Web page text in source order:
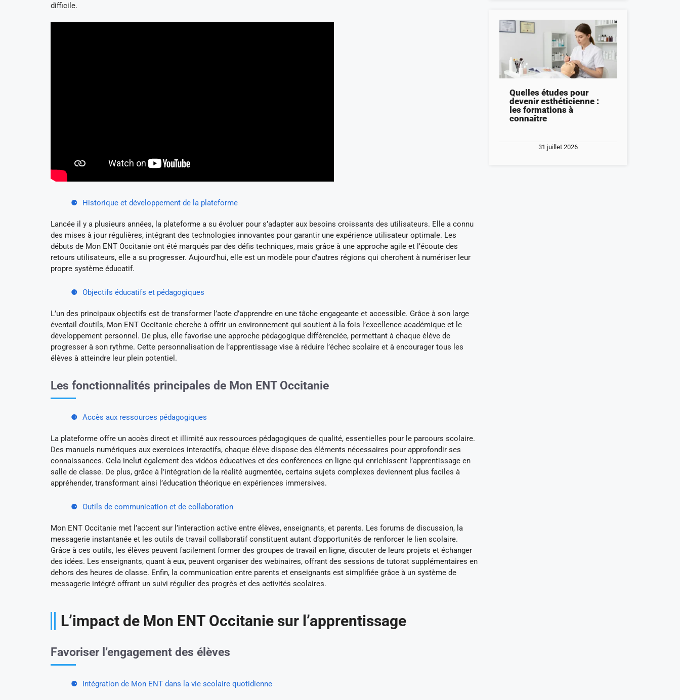
difficile.
Historique et développement de la plateforme
Lancée il y a plusieurs années, la plateforme a su évoluer pour s’adapter aux besoins croissants des utilisateurs. Elle a connu
des mises à jour régulières, intégrant des technologies innovantes pour garantir une expérience utilisateur optimale. Les
débuts de Mon ENT Occitanie ont été marqués par des défis techniques, mais grâce à une approche agile et l’écoute des
retours utilisateurs, elle a su progresser. Aujourd’hui, elle est un modèle pour d’autres régions qui cherchent à numériser leur
propre système éducatif.
Objectifs éducatifs et pédagogiques
L’un des principaux objectifs est de transformer l’acte d’apprendre en une tâche engageante et accessible. Grâce à son large
éventail d’outils, Mon ENT Occitanie cherche à offrir un environnement qui soutient à la fois l’excellence académique et le
développement personnel. De plus, elle favorise une approche pédagogique différenciée, permettant à chaque élève de
progresser à son rythme. Cette personnalisation de l’apprentissage vise à réduire l’échec scolaire et à encourager tous les
élèves à atteindre leur plein potentiel.
Les fonctionnalités principales de Mon ENT Occitanie
Accès aux ressources pédagogiques
La plateforme offre un accès direct et illimité aux ressources pédagogiques de qualité, essentielles pour le parcours scolaire.
Des manuels numériques aux exercices interactifs, chaque élève dispose des éléments nécessaires pour approfondir ses
connaissances. Cela inclut également des vidéos éducatives et des conférences en ligne qui enrichissent l’apprentissage en
salle de classe. De plus, grâce à l’intégration de la réalité augmentée, certains sujets complexes deviennent plus faciles à
appréhender, transformant ainsi l’éducation théorique en expériences immersives.
Outils de communication et de collaboration
Mon ENT Occitanie met l’accent sur l’interaction active entre élèves, enseignants, et parents. Les forums de discussion, la
messagerie instantanée et les outils de travail collaboratif constituent autant d’opportunités de renforcer le lien scolaire.
Grâce à ces outils, les élèves peuvent facilement former des groupes de travail en ligne, discuter de leurs projets et échanger
des idées. Les enseignants, quant à eux, peuvent organiser des webinaires, offrant des sessions de tutorat supplémentaires en
dehors des heures de classe. Enfin, la communication entre parents et enseignants est simplifiée grâce à un système de
messagerie intégré offrant un suivi régulier des progrès et des activités scolaires.
L’impact de Mon ENT Occitanie sur l’apprentissage
Favoriser l’engagement des élèves
Intégration de Mon ENT dans la vie scolaire quotidienne
Quelles études pour
devenir esthéticienne :
les formations à
connaître
31 juillet 2026